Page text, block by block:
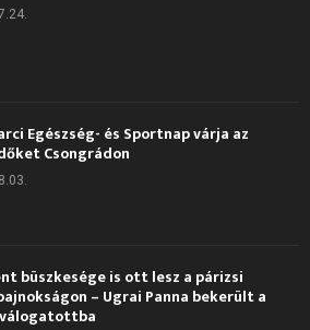
Egészség- és Sportnap várja az
Csongrádon
büszkesége is ott lesz a párizsi
– Ugrai Panna bekerült a